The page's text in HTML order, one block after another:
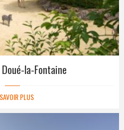
la-Fontaine
PLUS